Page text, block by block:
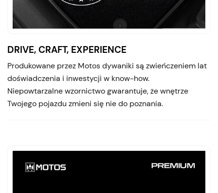
DRIVE, CRAFT, EXPERIENCE
Produkowane przez Motos dywaniki są zwieńczeniem lat
doświadczenia i inwestycji w know-how.
Niepowtarzalne wzornictwo gwarantuje, że wnętrze
Twojego pojazdu zmieni się nie do poznania.